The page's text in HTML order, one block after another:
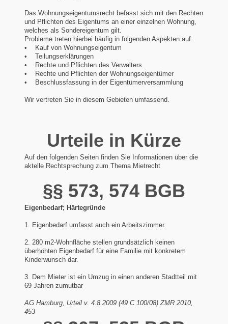
Das Wohnungseigentumsrecht befasst sich mit den Rechten
und Pflichten des Eigentums an einer einzelnen Wohnung,
welches als Sondereigentum gilt.
Probleme treten hierbei häufig in folgenden Aspekten auf:
• Kauf von Wohnungseigentum
• Teilungserklärungen
• Rechte und Pflichten des Verwalters
• Rechte und Pflichten der Wohnungseigentümer
• Beschlussfassung in der Eigentümerversammlung
Wir vertreten Sie in diesem Gebieten umfassend.
Urteile in Kürze
Auf den folgenden Seiten finden Sie Informationen über die
aktelle Rechtsprechung zum Thema Mietrecht
§§ 573, 574 BGB
Eigenbedarf; Härtegründe
1. Eigenbedarf umfasst auch ein Arbeitszimmer.
2. 280 m2-Wohnfläche stellen grundsätzlich keinen
überhöhten Eigenbedarf für eine Familie mit konkretem
Kinderwunsch dar.
3. Dem Mieter ist ein Umzug in einen anderen Stadtteil mit
69 Jahren zumutbar
AG Hamburg, Urteil v. 4.8.2009 (49 C 100/08) ZMR 2010,
453